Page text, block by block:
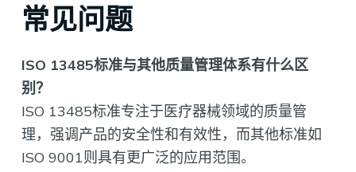
常见问题
ISO 13485标准与其他质量管理体系有什么区
别？
ISO 13485标准专注于医疗器械领域的质量管
理，强调产品的安全性和有效性，而其他标准如
ISO 9001则具有更广泛的应用范围。